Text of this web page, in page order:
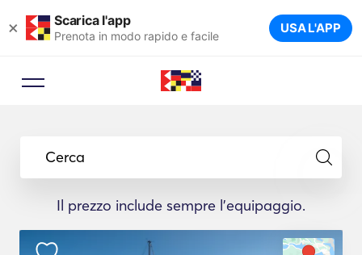
× Scarica l'app
Prenota in modo rapido e facile USA L'APP
Cerca
Il prezzo include sempre l'equipaggio.